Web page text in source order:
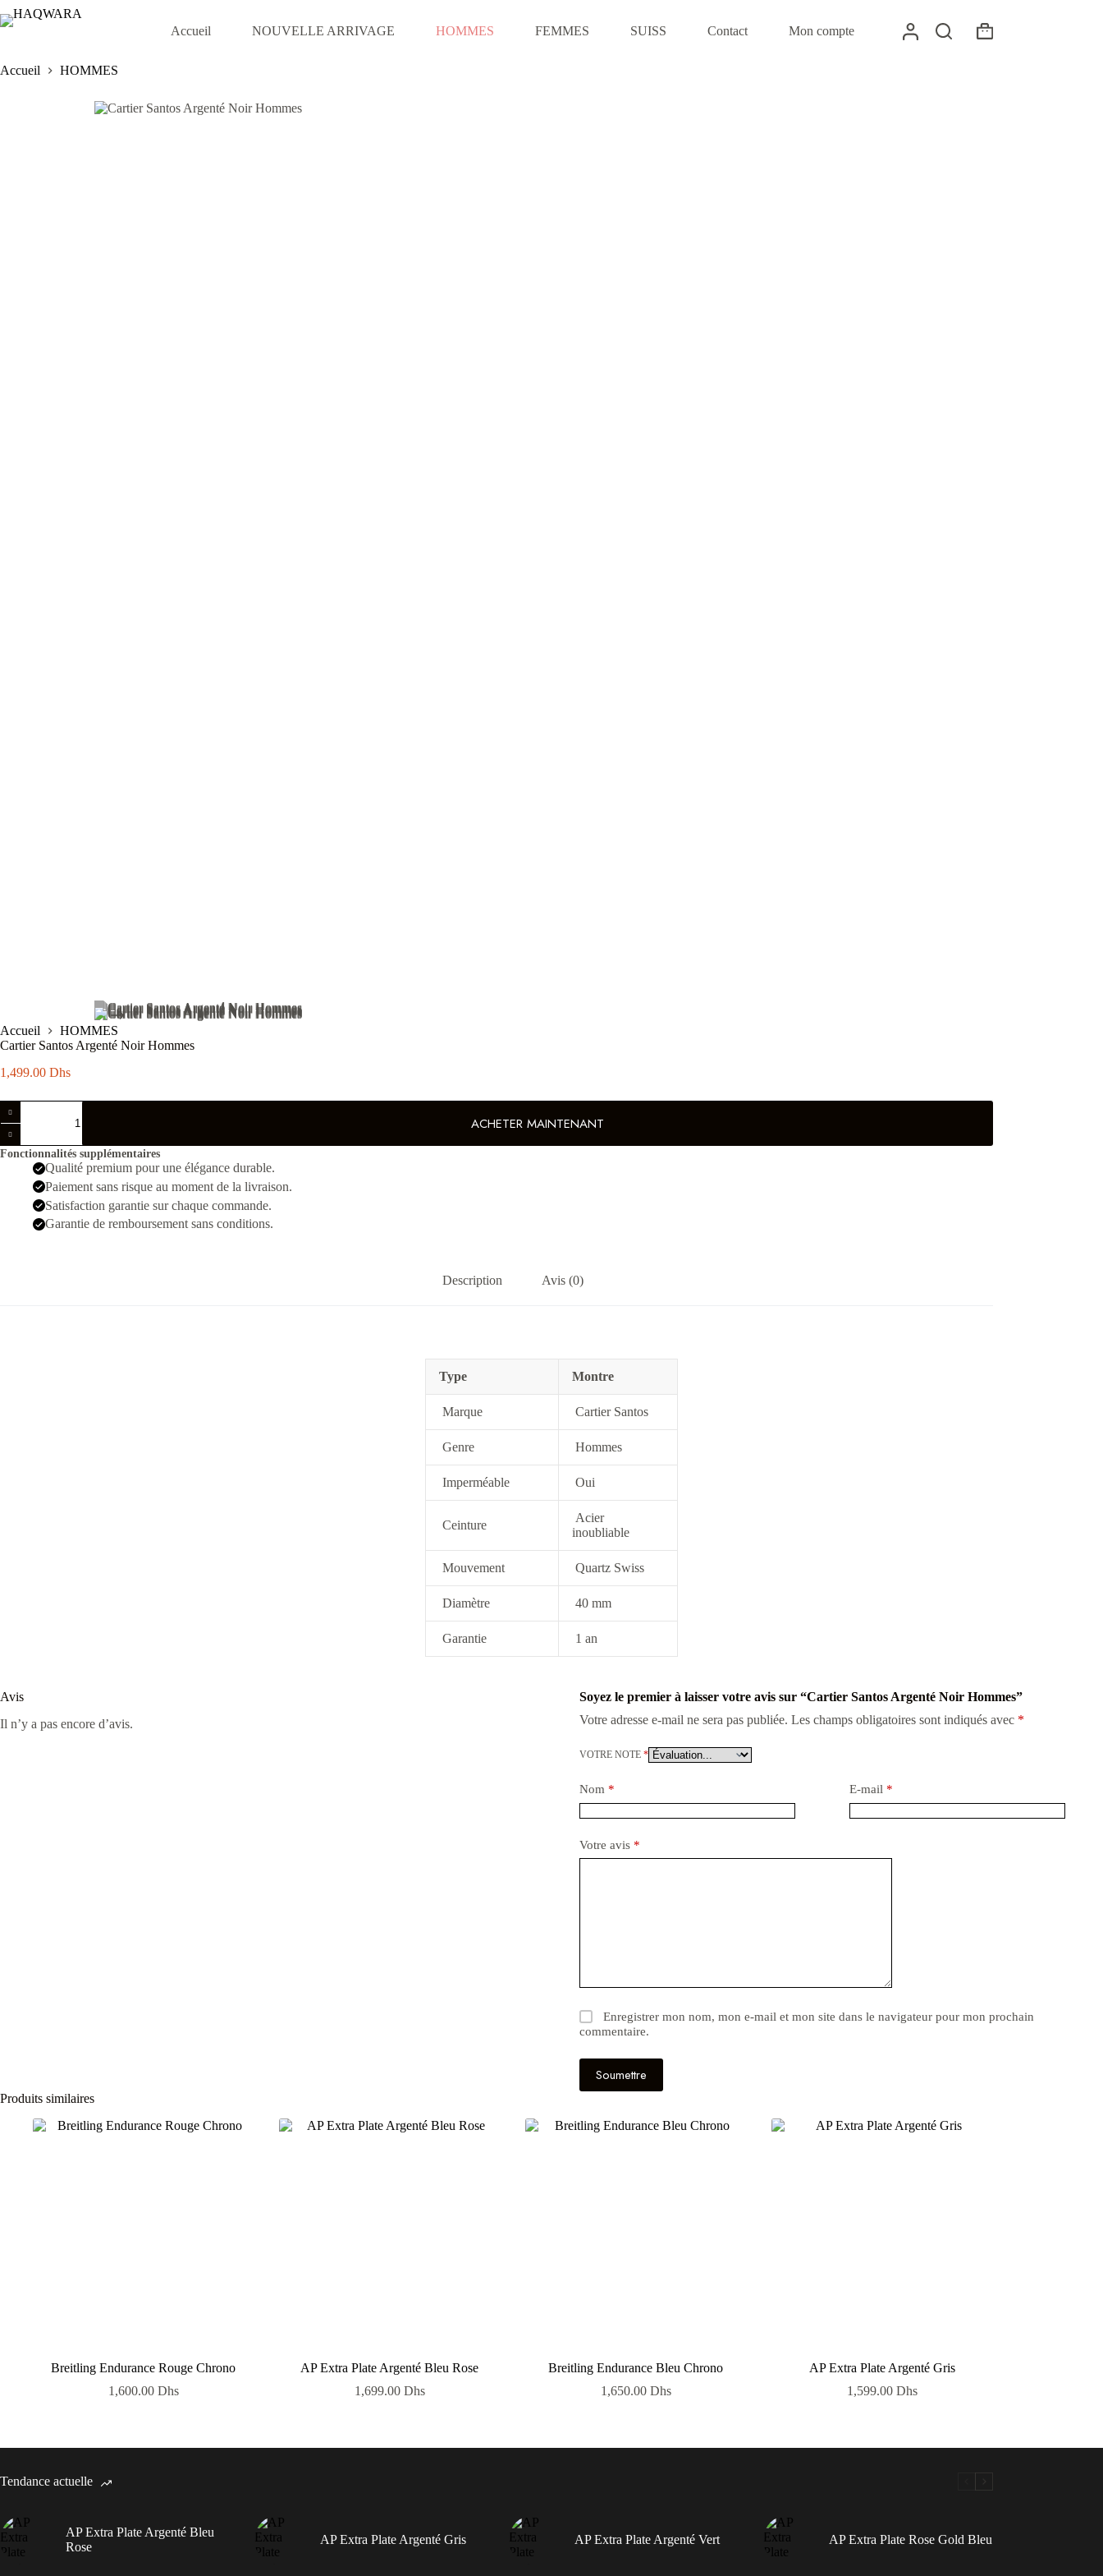
Passer
au
Accueil NOUVELLE ARRIVAGE HOMMES FEMMES SUISS Contact Mon compte
Panier
Accueil
HOMMES
Accueil
HOMMES
Cartier Santos Argenté Noir Hommes
1,499.00 Dhs
de
Cartier
Santos
Argenté
Hommes
ACHETER MAINTENANT
Fonctionnalités supplémentaires
Qualité premium pour une élégance durable.
Paiement sans risque au moment de la livraison.
Satisfaction garantie sur chaque commande.
Garantie de remboursement sans conditions.
Description Avis (0)
Type Montre
Marque Cartier Santos
Genre Hommes
Imperméable Oui
Ceinture
Acier
inoubliable
Mouvement Quartz Swiss
Diamètre 40 mm
Garantie 1 an
Avis
Il n’y a pas encore d’avis.
Soyez le premier à laisser votre avis sur “Cartier Santos Argenté Noir Hommes”
Votre adresse e-mail ne sera pas publiée. Les champs obligatoires sont indiqués avec *
VOTRE NOTE *
Nom * E-mail *
Votre avis *
Enregistrer mon nom, mon e-mail et mon site dans le navigateur pour mon prochain
commentaire.
Soumettre
Produits similaires
Breitling Endurance Rouge Chrono
1,600.00 Dhs
AP Extra Plate Argenté Bleu Rose
1,699.00 Dhs
Breitling Endurance Bleu Chrono
1,650.00 Dhs
AP Extra Plate Argenté Gris
1,599.00 Dhs
Tendance actuelle
AP Extra Plate Argenté Bleu
Rose
AP Extra Plate Argenté Gris AP Extra Plate Argenté Vert AP Extra Plate Rose Gold Bleu